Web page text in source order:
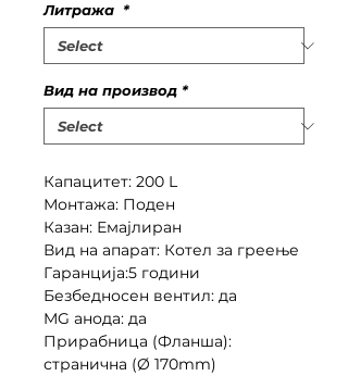
Литража *
Вид на производ *
Капацитет: 200 L
Монтажа: Поден
Казан: Емајлиран
Вид на апарат: Котел за греење
Гаранција:5 години
Безбедносен вентил: да
MG анода: да
Прирабница (Фланша):
странична (Ø 170mm)